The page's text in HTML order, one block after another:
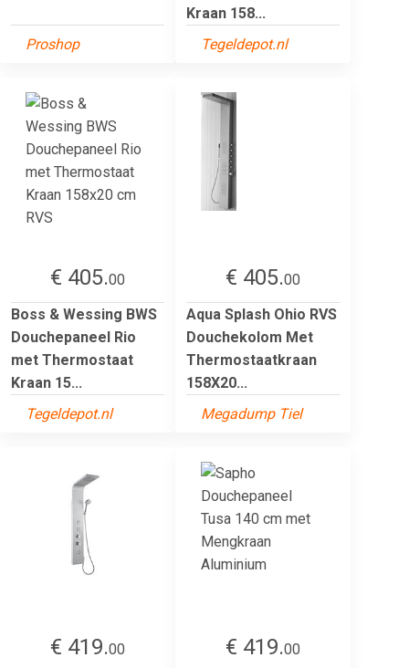
Proshop
Kraan 158...
Tegeldepot.nl
€ 405.00
Boss & Wessing BWS
Douchepaneel Rio
met Thermostaat
Kraan 15...
Tegeldepot.nl
€ 405.00
Aqua Splash Ohio RVS
Douchekolom Met
Thermostaatkraan
158X20...
Megadump Tiel
€ 419.00 € 419.00